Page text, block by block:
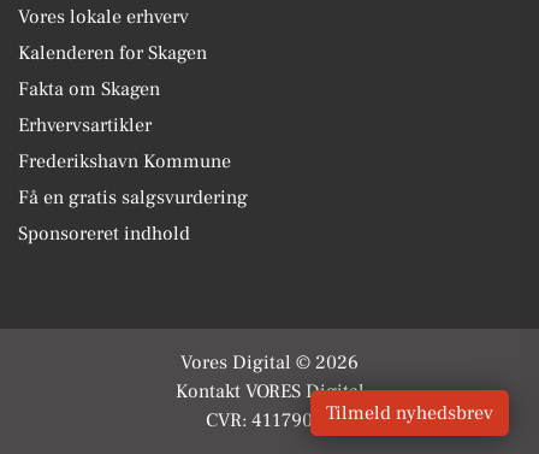
Vores lokale erhverv
Kalenderen for Skagen
Fakta om Skagen
Erhvervsartikler
Frederikshavn Kommune
Få en gratis salgsvurdering
Sponsoreret indhold
Vores Digital © 2026
Kontakt VORES Digital
CVR: 41179082Tilmeld nyhedsbrev